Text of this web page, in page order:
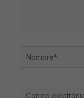
Nombre*
Correo